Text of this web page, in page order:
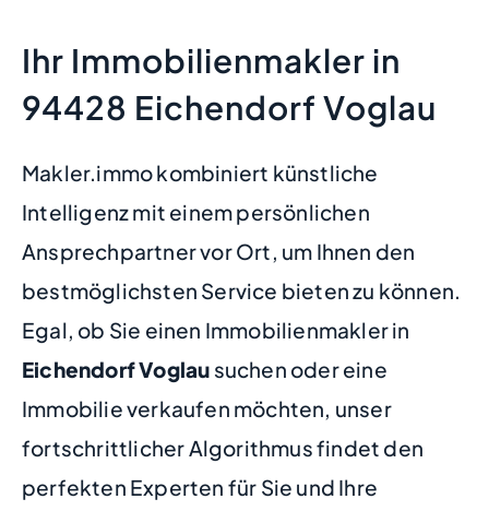
Ihr Immobilienmakler in
94428 Eichendorf Voglau
Makler.immo kombiniert künstliche
Intelligenz mit einem persönlichen
Ansprechpartner vor Ort, um Ihnen den
bestmöglichsten Service bieten zu können.
Egal, ob Sie einen Immobilienmakler in
Eichendorf Voglau suchen oder eine
Immobilie verkaufen möchten, unser
fortschrittlicher Algorithmus findet den
perfekten Experten für Sie und Ihre